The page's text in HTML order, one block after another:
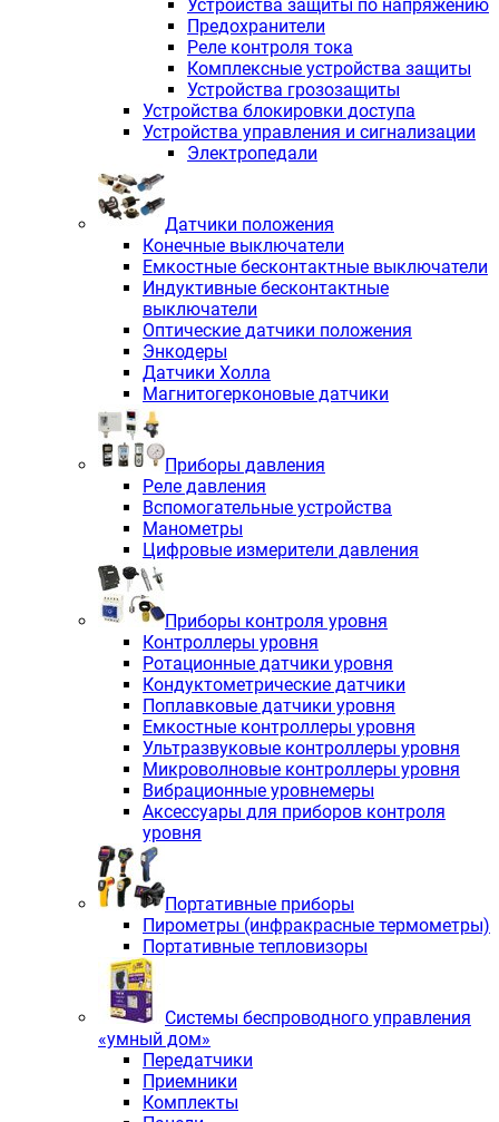
Устройства защиты по напряжению
Предохранители
Реле контроля тока
Комплексные устройства защиты
Устройства грозозащиты
Устройства блокировки доступа
Устройства управления и сигнализации
Электропедали
Датчики положения
Конечные выключатели
Емкостные бесконтактные выключатели
Индуктивные бесконтактные
выключатели
Оптические датчики положения
Энкодеры
Датчики Холла
Магнитогерконовые датчики
Приборы давления
Реле давления
Вспомогательные устройства
Манометры
Цифровые измерители давления
Приборы контроля уровня
Контроллеры уровня
Ротационные датчики уровня
Кондуктометрические датчики
Поплавковые датчики уровня
Емкостные контроллеры уровня
Ультразвуковые контроллеры уровня
Микроволновые контроллеры уровня
Вибрационные уровнемеры
Аксессуары для приборов контроля
уровня
Портативные приборы
Пирометры (инфракрасные термометры)
Портативные тепловизоры
Системы беспроводного управления
«умный дом»
Передатчики
Приемники
Комплекты